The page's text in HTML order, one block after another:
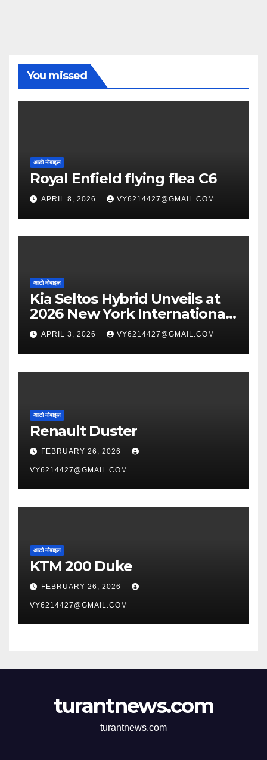
You missed
आटो मोबाइल
Royal Enfield flying flea C6
APRIL 8, 2026 VY6214427@GMAIL.COM
आटो मोबाइल
Kia Seltos Hybrid Unveils at
2026 New York International
Auto Show
APRIL 3, 2026 VY6214427@GMAIL.COM
आटो मोबाइल
Renault Duster
FEBRUARY 26, 2026
VY6214427@GMAIL.COM
आटो मोबाइल
KTM 200 Duke
FEBRUARY 26, 2026
VY6214427@GMAIL.COM
turantnews.com
turantnews.com